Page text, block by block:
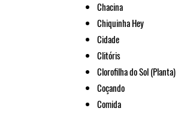
Chacina
Chiquinha Hey
Cidade
Clitóris
Clorofilha do Sol (Planta)
Coçando
Comida